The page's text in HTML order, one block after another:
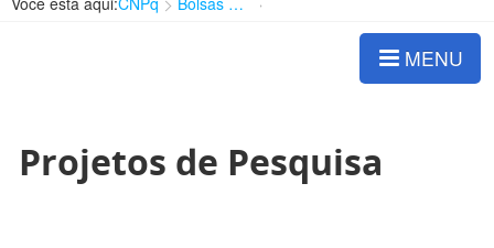
MENU
Projetos de Pesquisa